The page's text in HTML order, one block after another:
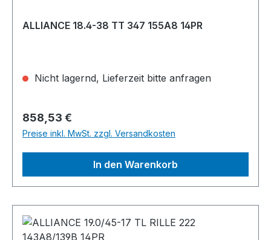
ALLIANCE 18.4-38 TT 347 155A8 14PR
Nicht lagernd, Lieferzeit bitte anfragen
Regulärer Preis:
858,53 €
Preise inkl. MwSt. zzgl. Versandkosten
In den Warenkorb